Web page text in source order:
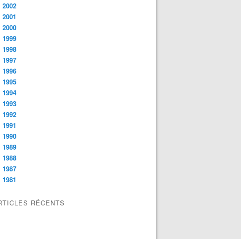
2002
2001
2000
1999
1998
1997
1996
1995
1994
1993
1992
1991
1990
1989
1988
1987
1981
RÉCENTS